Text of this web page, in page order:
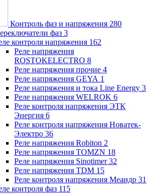
Контроль фаз и напряжения 280
фаз 3
контроля напряжения 162
Реле напряжения
ROSTOKELECTRO 8
Реле напряжения прочие 4
Реле напряжения GEYA 1
Реле напряжения и тока Line Energy 3
Реле напряжения WELROK 6
Реле контроля напряжения ЭТК
Энергия 6
Реле контроля напряжения Новатек-
Электро 36
Реле напряжения Robiton 2
Реле напряжения TOMZN 18
Реле напряжения Sinotimer 32
Реле напряжения TDM 15
Реле контроля напряжения Меандр 31
контроля фаз 115